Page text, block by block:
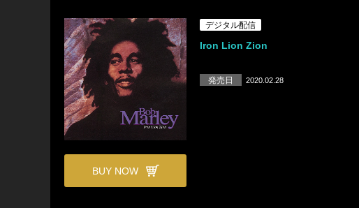
BUY NOW
デジタル配信
Iron Lion Zion
発売日 2020.02.28